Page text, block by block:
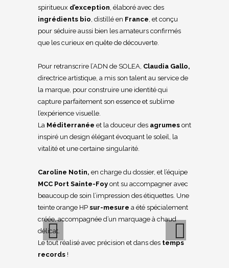
Previous
spiritueux d’exception , élaboré avec des
ingrédients bio , distillé en France , et conçu
pour séduire aussi bien les amateurs confirmés
que les curieux en quête de découverte.
Pour retranscrire l’ADN de SOLEA, Claudia Gallo,
directrice artistique, a mis son talent au service de
la marque, pour construire une identité qui
capture parfaitement son essence et sublime
l’expérience visuelle.
La Méditerranée et la douceur des agrumes ont
inspiré un design élégant évoquant le soleil, la
vitalité et une certaine singularité.
Caroline Notin, en charge du dossier, et l’équipe
MCC Port Sainte-Foy ont su accompagner avec
beaucoup de soin l’impression des étiquettes. Une
teinte orange HP sur-mesure a été spécialement
créée, accompagnée d’un marquage à chaud
délicat.
Le tout réalisé avec précision et dans des temps
records !